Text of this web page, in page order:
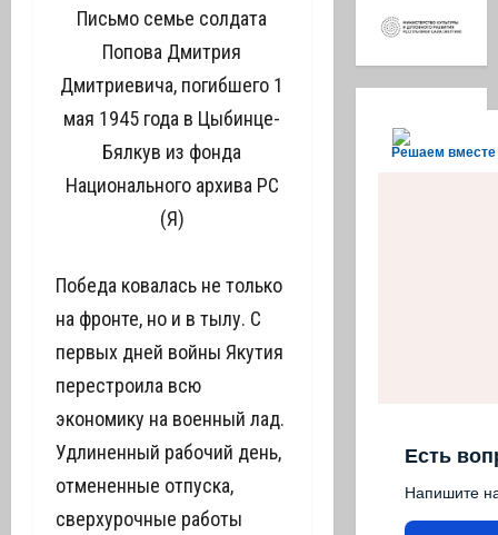
Письмо семье солдата
Попова Дмитрия
Дмитриевича, погибшего 1
мая 1945 года в Цыбинце-
Бялкув из фонда
Национального архива РС
(Я)
Победа ковалась не только
на фронте, но и в тылу. С
первых дней войны Якутия
перестроила всю
экономику на военный лад.
Удлиненный рабочий день,
отмененные отпуска,
сверхурочные работы
Решаем вместе
Есть
Напишите